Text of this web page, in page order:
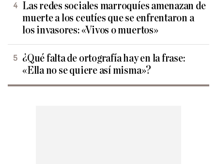
Las redes sociales marroquíes amenazan de
muerte a los ceutíes que se enfrentaron a
los invasores: «Vivos o muertos»
¿Qué falta de ortografía hay en la frase:
«Ella no se quiere así misma»?